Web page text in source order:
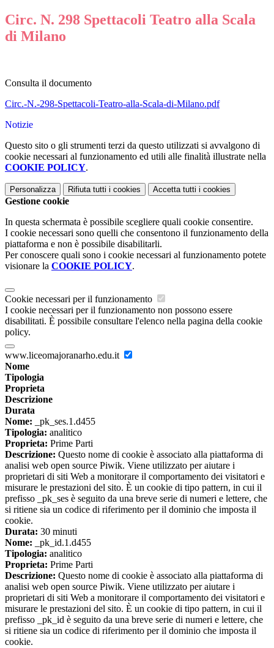
Circ. N. 298 Spettacoli Teatro alla Scala
di Milano
Consulta il documento
Circ.-N.-298-Spettacoli-Teatro-alla-Scala-di-Milano.pdf
Notizie
Questo sito o gli strumenti terzi da questo utilizzati si avvalgono di
cookie necessari al funzionamento ed utili alle finalità illustrate nella
COOKIE POLICY.
Personalizza Rifiuta tutti i cookies Accetta tutti i cookies
Gestione cookie
In questa schermata è possibile scegliere quali cookie consentire.
I cookie necessari sono quelli che consentono il funzionamento della
piattaforma e non è possibile disabilitarli.
Per conoscere quali sono i cookie necessari al funzionamento potete
visionare la COOKIE POLICY.
Cookie necessari per il funzionamento
I cookie necessari per il funzionamento non possono essere
disabilitati. È possibile consultare l'elenco nella pagina della cookie
policy.
www.liceomajoranarho.edu.it
Nome
Tipologia
Proprieta
Descrizione
Durata
Nome: _pk_ses.1.d455
Tipologia: analitico
Proprieta: Prime Parti
Descrizione: Questo nome di cookie è associato alla piattaforma di
analisi web open source Piwik. Viene utilizzato per aiutare i
proprietari di siti Web a monitorare il comportamento dei visitatori e
misurare le prestazioni del sito. È un cookie di tipo pattern, in cui il
prefisso _pk_ses è seguito da una breve serie di numeri e lettere, che
si ritiene sia un codice di riferimento per il dominio che imposta il
cookie.
Durata: 30 minuti
Nome: _pk_id.1.d455
Tipologia: analitico
Proprieta: Prime Parti
Descrizione: Questo nome di cookie è associato alla piattaforma di
analisi web open source Piwik. Viene utilizzato per aiutare i
proprietari di siti Web a monitorare il comportamento dei visitatori e
misurare le prestazioni del sito. È un cookie di tipo pattern, in cui il
prefisso _pk_id è seguito da una breve serie di numeri e lettere, che
si ritiene sia un codice di riferimento per il dominio che imposta il
cookie.